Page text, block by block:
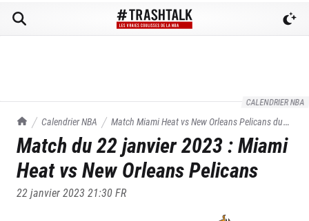
CALENDRIER NBA
TrashTalk Actu NBA
Calendrier NBA Match Miami Heat vsNew Orleans Pelicansdu
22/01/2023
Match du22 janvier 2023:Miami
HeatvsNew Orleans Pelicans
22 janvier 2023 21:30FR